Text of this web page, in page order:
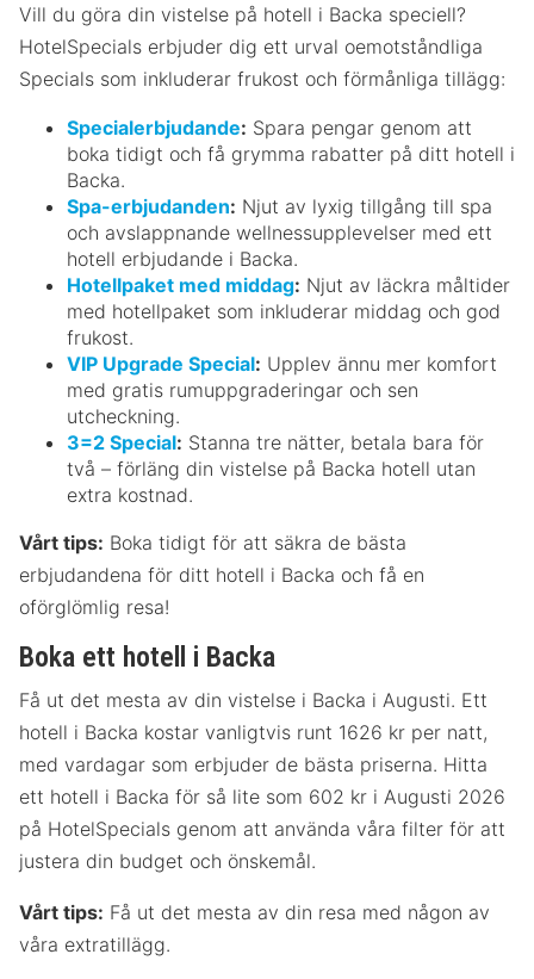
Vill du göra din vistelse på hotell i Backa speciell?
HotelSpecials erbjuder dig ett urval oemotståndliga
Specials som inkluderar frukost och förmånliga tillägg:
Specialerbjudande: Spara pengar genom att
boka tidigt och få grymma rabatter på ditt hotell i
Backa.
Spa-erbjudanden: Njut av lyxig tillgång till spa
och avslappnande wellnessupplevelser med ett
hotell erbjudande i Backa.
Hotellpaket med middag: Njut av läckra måltider
med hotellpaket som inkluderar middag och god
frukost.
VIP Upgrade Special: Upplev ännu mer komfort
med gratis rumuppgraderingar och sen
utcheckning.
3=2 Special: Stanna tre nätter, betala bara för
två – förläng din vistelse på Backa hotell utan
extra kostnad.
Vårt tips: Boka tidigt för att säkra de bästa
erbjudandena för ditt hotell i Backa och få en
oförglömlig resa!
Boka ett hotell i Backa
Få ut det mesta av din vistelse i Backa i Augusti. Ett
hotell i Backa kostar vanligtvis runt 1626 kr per natt,
med vardagar som erbjuder de bästa priserna. Hitta
ett hotell i Backa för så lite som 602 kr i Augusti 2026
på HotelSpecials genom att använda våra filter för att
justera din budget och önskemål.
Vårt tips: Få ut det mesta av din resa med någon av
våra extratillägg.